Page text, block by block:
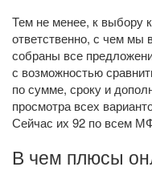
Тем не менее, к выбору
ответственно, с чем мы
собраны все
с возможностью
по сумме, сроку и
просмотра всех
Сейчас их 92 по всем
В чем плюсы